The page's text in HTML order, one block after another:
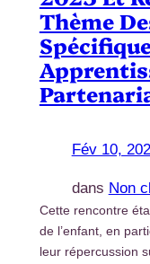
Thème
Fév 10,
dans Non
Cette rencontre
de l’enfant, en
leur répercussion